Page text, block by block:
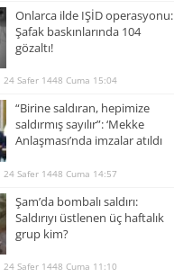
Onlarca ilde IŞİD operasyonu:
Şafak baskınlarında 104
gözaltı!
Safer 1448 Cuma 15:04
“Birine saldıran, hepimize
saldırmış sayılır”: ‘Mekke
Anlaşması’nda imzalar atıldı
Safer 1448 Cuma 14:57
Şam’da bombalı saldırı:
Saldırıyı üstlenen üç haftalık
grup kim?
Safer 1448 Cuma 11:10